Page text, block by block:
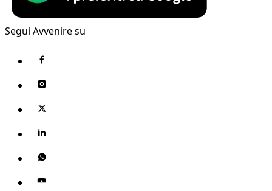
Segui Avvenire su